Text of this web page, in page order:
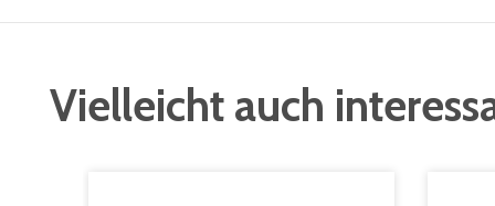
Vielleicht auch